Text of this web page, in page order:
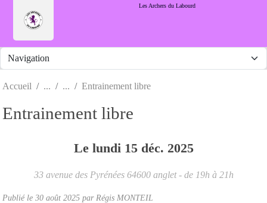
Les Archers du Labourd
Accueil Entrainement libre
Entrainement libre
Le lundi 15 déc. 2025
33 avenue des Pyrénées 64600 anglet - de 19h à 21h
Publié le 30 août 2025 par Régis MONTEIL